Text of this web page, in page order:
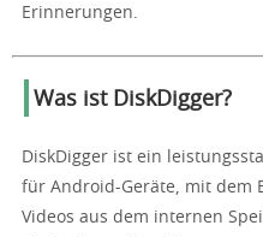
Erinnerungen.
Was ist DiskDigger?
DiskDigger ist ein
für Android-Geräte, mit dem
Videos aus dem internen